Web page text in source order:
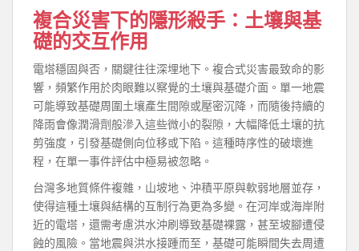
複合災害下的隱形殺手：土壤與基
礎的交互作用
電塔穩固與否，關鍵往往深埋地下。複合式災害最致命的影
響，頻繁作用於肉眼難以察覺的土壤與基礎介面。單一地震
可能導致基礎周圍土壤產生間隙或壓密沉降，而隨後持續的
降雨會像潤滑劑般滲入這些微小的裂隙，大幅降低土壤的抗
剪強度，引發基礎側向位移或下陷。這種時序性的破壞進
程，在單一事件評估中極易被忽略。
台灣多地質條件複雜，山坡地、沖積平原與軟弱地層並存，
使得這種土壤與結構的互制行為更為多變。在河岸或海岸附
近的電塔，還需考慮洪水沖刷導致基礎裸露，甚至坡腳遭侵
蝕的風險。當地震與洪水接踵而至，基礎可能瞬間失去周遭